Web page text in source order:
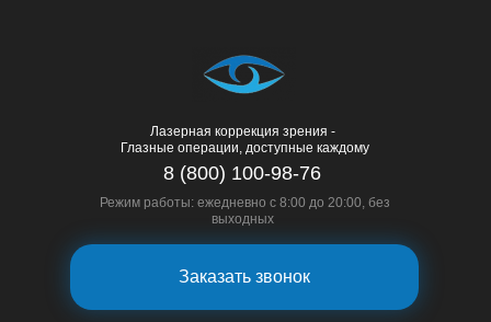
Лазерная коррекция зрения -
Глазные операции, доступные каждому
8 (800) 100-98-76
Режим работы: ежедневно с 8:00 до 20:00, без
выходных
Заказать звонок